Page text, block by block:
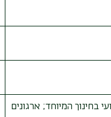
בחינוך המיוחד; ארגונים